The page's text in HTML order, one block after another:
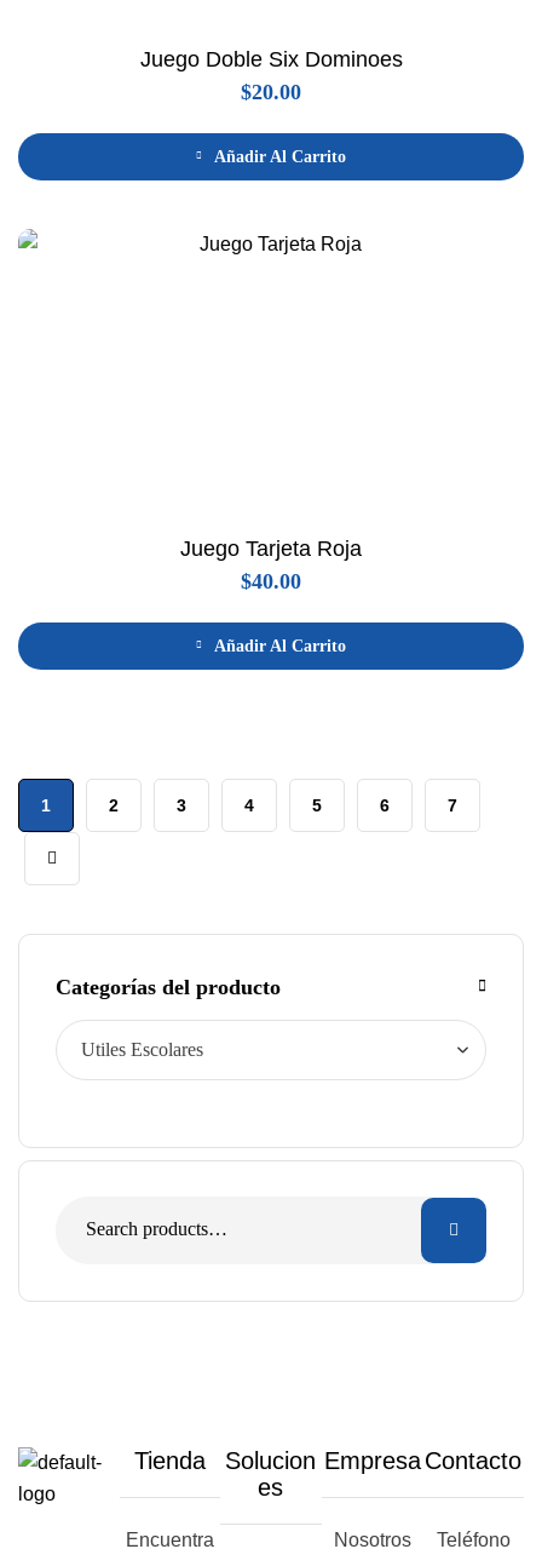
Juego Doble Six Dominoes
$20.00
Añadir Al Carrito
Juego Tarjeta Roja
$40.00
Añadir Al Carrito
1 2 3 4 5 6 7
Categorías del producto
Tienda
Encuentra
Solucion
es
Empresa
Nosotros
Contacto
Teléfono